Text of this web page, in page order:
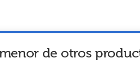
de otros